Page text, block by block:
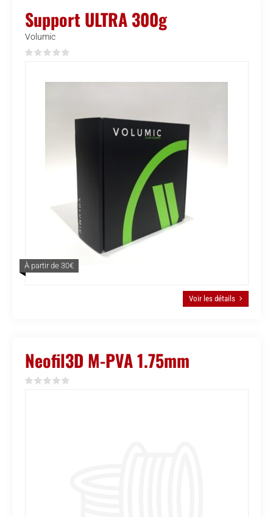
Support ULTRA 300g
Volumic
À partir de 30€
Voir les détails
Neofil3D M-PVA 1.75mm